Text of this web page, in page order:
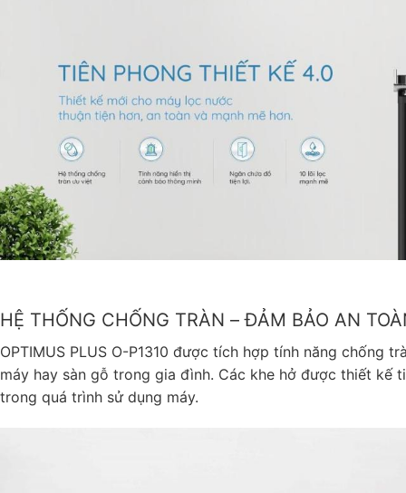
HỆ THỐNG CHỐNG TRÀN – ĐẢM BẢO AN
OPTIMUS PLUS O-P1310 được tích hợp tính năng chống
máy hay sàn gỗ trong gia đình. Các khe hở được thiết
trong quá trình sử dụng máy.